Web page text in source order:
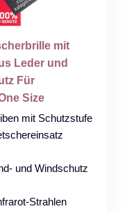
mit
Leder und
Für
Size
mit Schutzstufe
und Windschutz
Strahlen